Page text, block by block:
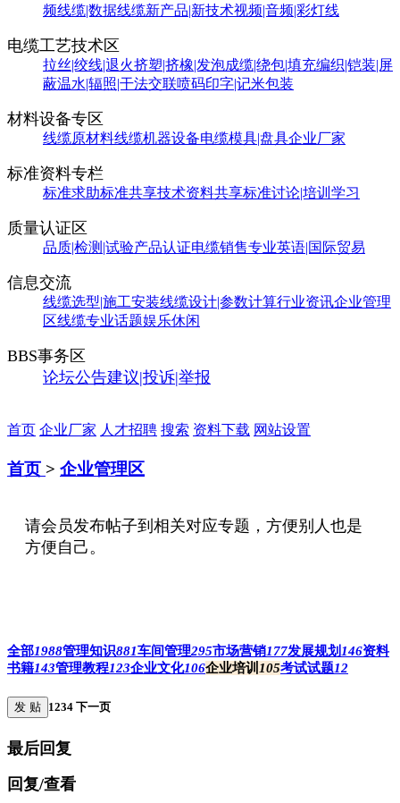
频线缆|数据线缆新产品|新技术视频|音频|彩灯线
电缆工艺技术区
拉丝|绞线|退火挤塑|挤橡|发泡成缆|绕包|填充编织|铠装|屏
蔽温水|辐照|干法交联喷码印字|记米包装
材料设备专区
线缆原材料线缆机器设备电缆模具|盘具企业厂家
标准资料专栏
标准求助标准共享技术资料共享标准讨论|培训学习
质量认证区
品质|检测|试验产品认证电缆销售专业英语|国际贸易
信息交流
线缆选型|施工安装线缆设计|参数计算行业资讯企业管理
区线缆专业话题娱乐休闲
BBS事务区
论坛公告建议|投诉|举报
首页 企业厂家 人才招聘 搜索 资料下载 网站设置
首页 > 企业管理区
请会员发布帖子到相关对应专题，方便别人也是
方便自己。
全部1988管理知识881车间管理295市场营销177发展规划 146资料
书籍143管理教程123企业文化106企业培训 105考试试题12
发 贴 1234 下一页
最后回复
回复/查看